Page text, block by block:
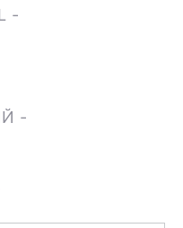
-
-